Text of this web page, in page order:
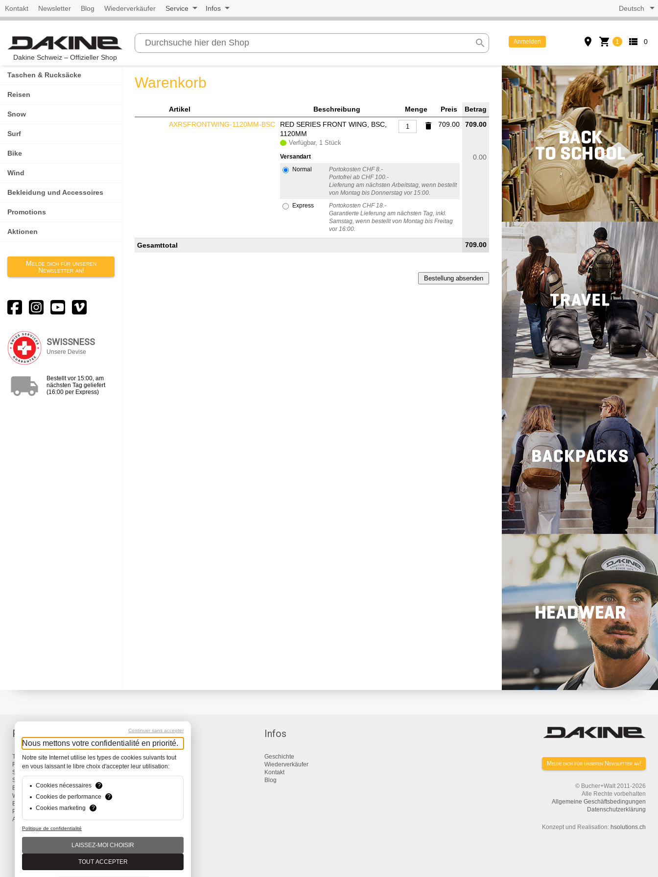
Kontakt Newsletter Blog Wiederverkäufer Service Infos Deutsch
Dakine Schweiz – Offizieller Shop
search Anmelden place shopping_cart 1 view_list 0
Taschen & Rucksäcke
Reisen
Snow
Surf
Bike
Wind
Bekleidung und Accessoires
Promotions
Aktionen
Melde dich für unseren
Newsletter an!
SWISSNESS
Unsere Devise
local_shipping
Bestellt vor 15:00, am
nächsten Tag geliefert
(16:00 per Express)
Warenkorb
Artikel Beschreibung Menge Preis
Betrag
AXRSFRONTWING-1120MM-BSC
RED SERIES FRONT WING, BSC,
1120MM
Verfügbar, 1 Stück
delete 709.00 709.00
Versandart
Normal
Portokosten CHF 8.-
Portofrei ab CHF 100.-
Lieferung am nächsten Arbeitstag, wenn bestellt
von Montag bis Donnerstag vor 15:00.
Express
Portokosten CHF 18.-
Garantierte Lieferung am nächsten Tag, inkl.
Samstag, wenn bestellt von Montag bis Freitag
vor 16:00.
0.00
Gesamttotal 709.00
Bestellung absenden
Produkte
Taschen & Rucksäcke
Reisen
Snow
Surf
Bike
Wind
Bekleidung und Accessoires
Promotions
Aktionen
Service
Lieferung
Garantie
Infos
Geschichte
Wiederverkäufer
Kontakt
Blog
Melde dich für unseren Newsletter an!
© Bucher+Walt 2011-2026
Alle Rechte vorbehalten
Allgemeine Geschäftsbedingungen
Datenschutzerklärung
Konzept und Realisation: hsolutions.ch
Continuer sans accepter
Nous mettons votre confidentialité en priorité.
Notre site Internet utilise les types de cookies suivants tout
en vous laissant le libre choix d'accepter leur utilisation:
Cookies nécessaires
?
Cookies de performance
?
Cookies marketing
?
Politique de confidentialité
LAISSEZ-MOI CHOISIR
TOUT ACCEPTER